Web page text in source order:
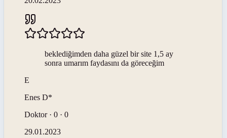
beklediğimden daha güzel bir site 1,5 ay
sonra umarım faydasını da göreceğim
E
Enes D*
Doktor · 0 · 0
29.01.2023